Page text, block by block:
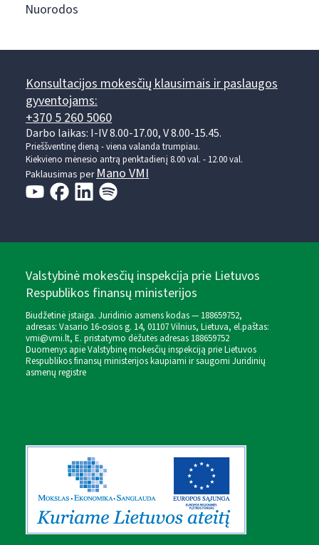
Nuorodos
Konsultacijos mokesčių klausimais ir paslaugos
gyventojams:
+370 5 260 5060
Darbo laikas: I-IV 8.00-17.00, V 8.00-15.45.
Prieššventinę dieną - viena valanda trumpiau.
Kiekvieno mėnesio antrą penktadienį 8.00 val. - 12.00 val.
Paklausimas perMano VMI
Valstybinė mokesčių inspekcija prie Lietuvos
Respublikos finansų ministerijos
Biudžetinė įstaiga. Juridinio asmens kodas — 188659752,
adresas: Vasario 16-osios g. 14, 01107 Vilnius, Lietuva, el.paštas:
vmi@vmi.lt, E. pristatymo dėžutės adresas 188659752
Duomenys apie Valstybinę mokesčių inspekciją prie Lietuvos
Respublikos finansų ministerijos kaupiami ir saugomi Juridinių
asmenų registre